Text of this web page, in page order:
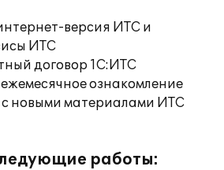
версия ИТС и
ИТС
договор 1С:ИТС
ознакомление
с новыми материалами ИТС
работы: